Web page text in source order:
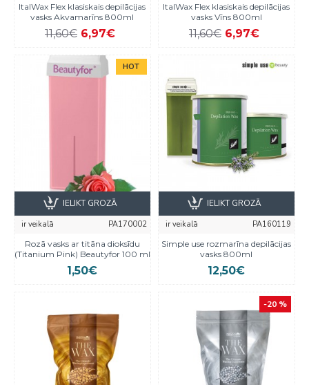
ItalWax Flex klasiskais depilācijas
vasks Akvamarīns 800ml
11,60€ 6,97€
ItalWax Flex klasiskais depilācijas
vasks Vīns 800ml
11,60€ 6,97€
HOT
ir veikalā
PA170002
Rozā vasks ar titāna dioksīdu
(Titanium Pink) Beautyfor 100 ml
1,50€
IELIKT GROZĀ
ir veikalā
PA160119
Simple use rozmarīna depilācijas
vasks 800ml
12,50€
IELIKT GROZĀ
-20 %